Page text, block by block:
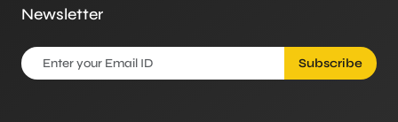
Newsletter
Subscribe